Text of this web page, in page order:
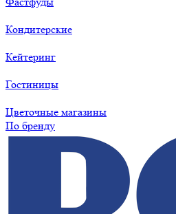
Кондитерские
Кейтеринг
Гостиницы
Цветочные магазины
По бренду